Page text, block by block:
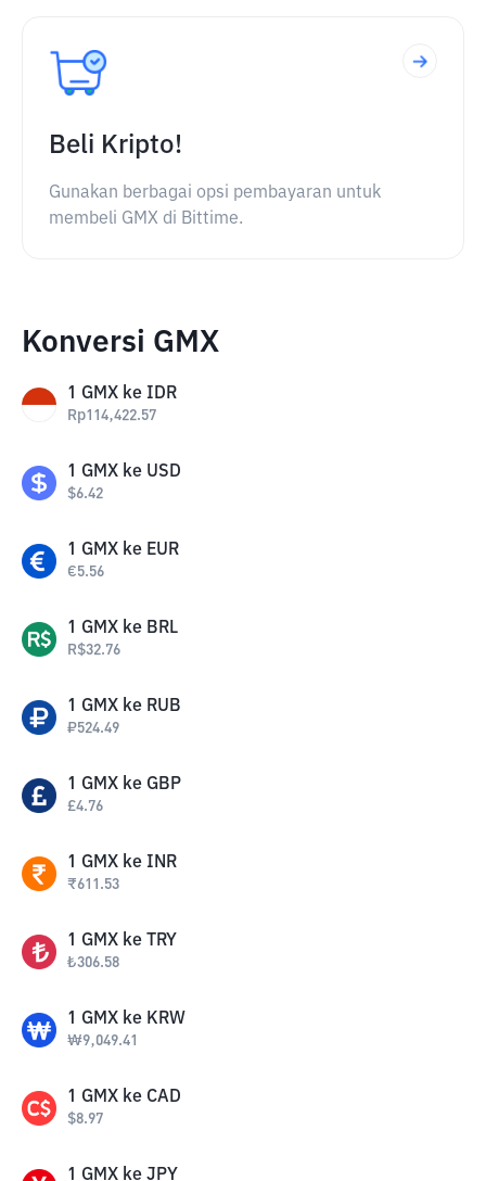
Beli Kripto!
Gunakan berbagai opsi pembayaran untuk
membeli GMX di Bittime.
Konversi GMX
1 GMX ke IDR
Rp114,422.57
1 GMX ke USD
$6.42
1 GMX ke EUR
€5.56
1 GMX ke BRL
R$32.76
1 GMX ke RUB
₽524.49
1 GMX ke GBP
£4.76
1 GMX ke INR
₹611.53
1 GMX ke TRY
₺306.58
1 GMX ke KRW
₩9,049.41
1 GMX ke CAD
$8.97
1 GMX ke JPY